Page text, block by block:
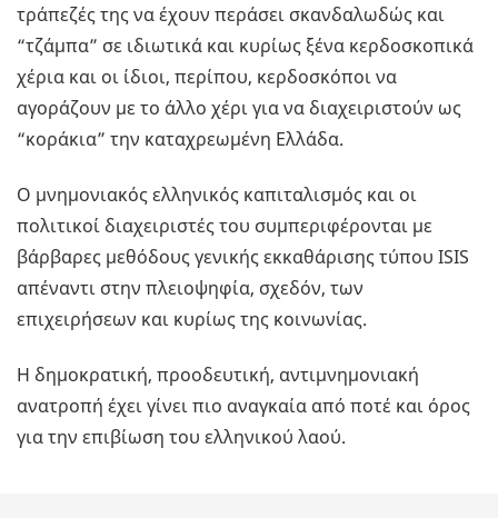
τράπεζές της να έχουν περάσει σκανδαλωδώς και
“τζάμπα” σε ιδιωτικά και κυρίως ξένα κερδοσκοπικά
χέρια και οι ίδιοι, περίπου, κερδοσκόποι να
αγοράζουν με το άλλο χέρι για να διαχειριστούν ως
“κοράκια” την καταχρεωμένη Ελλάδα.
Ο μνημονιακός ελληνικός καπιταλισμός και οι
πολιτικοί διαχειριστές του συμπεριφέρονται με
βάρβαρες μεθόδους γενικής εκκαθάρισης τύπου ISIS
απέναντι στην πλειοψηφία, σχεδόν, των
επιχειρήσεων και κυρίως της κοινωνίας.
Η δημοκρατική, προοδευτική, αντιμνημονιακή
ανατροπή έχει γίνει πιο αναγκαία από ποτέ και όρος
για την επιβίωση του ελληνικού λαού.